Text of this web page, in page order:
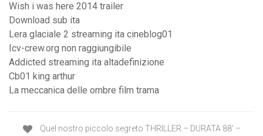
Wish i was here 2014 trailer
Download sub ita
Lera glaciale 2 streaming ita cineblog01
Icv-crew.org non raggiungibile
Addicted streaming ita altadefinizione
Cb01 king arthur
La meccanica delle ombre film trama
Quel nostro piccolo segreto THRILLER – DURATA 88′ –